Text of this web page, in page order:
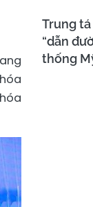
Trung tá
“dẫn
thống